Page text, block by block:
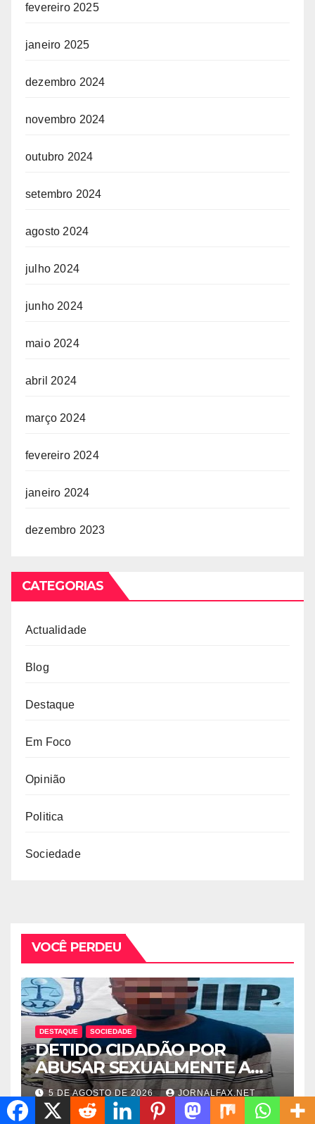
fevereiro 2025
janeiro 2025
dezembro 2024
novembro 2024
outubro 2024
setembro 2024
agosto 2024
julho 2024
junho 2024
maio 2024
abril 2024
março 2024
fevereiro 2024
janeiro 2024
dezembro 2023
CATEGORIAS
Actualidade
Blog
Destaque
Em Foco
Opinião
Politica
Sociedade
VOCÊ PERDEU
DESTAQUE SOCIEDADE
DETIDO CIDADÃO POR
ABUSAR SEXUALMENTE A
CUNHADA MENOR DE IDADE
5 DE AGOSTO DE 2026 JORNALFAX.NET